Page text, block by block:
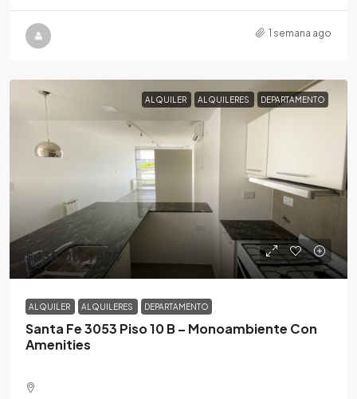
1 semana ago
ALQUILER ALQUILERES DEPARTAMENTO
$435,000/ARS
ALQUILER ALQUILERES DEPARTAMENTO
Santa Fe 3053 Piso 10 B – Monoambiente Con
Amenities